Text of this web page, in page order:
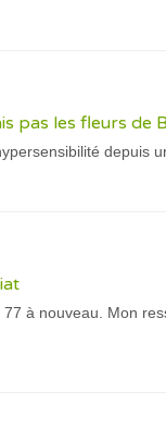
pas les fleurs de
à nouveau. Mon